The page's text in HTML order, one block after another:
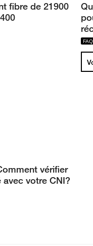
fibre de 21900
vérifier
votre CNI?